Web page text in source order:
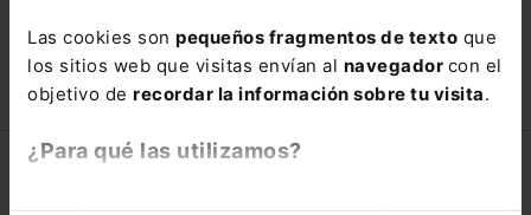
Las cookies son pequeños fragmentos de texto que
los sitios web que visitas envían al navegador con el
objetivo de recordar la información sobre tu visita.
¿Para qué las utilizamos?
con un25% de descuento .
110,00€ 66,00€
COMPRAR